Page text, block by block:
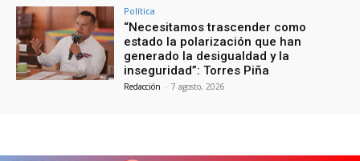
Política
“Necesitamos trascender como
estado la polarización que han
generado la desigualdad y la
inseguridad”: Torres Piña
Redacción - 7 agosto, 2026